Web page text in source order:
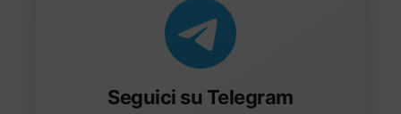
Seguici su Telegram